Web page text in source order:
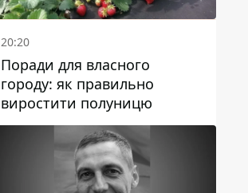
20:20
Поради для власного
городу: як правильно
виростити полуницю